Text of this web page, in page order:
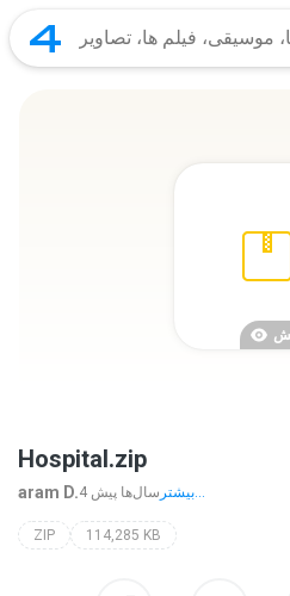
Hospital.zip
aram D. 4 سال‌ها پیش بیشتر...
ZIP 114,285 KB